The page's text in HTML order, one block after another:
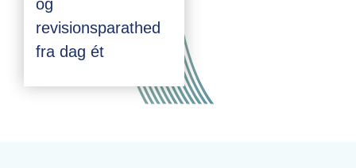
og
revisionsparathed
fra dag ét